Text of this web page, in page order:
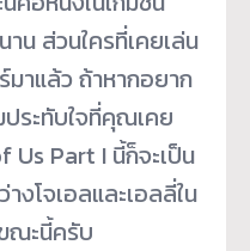
น ส่วนใครที่เคยเล่น
าแล้ว ถ้าหากอยาก
ประทับใจที่คุณเคย
Part I นี้ก็จะเป็น
งโจเอลและเอลลี่ใน
ณะนี้ครับ